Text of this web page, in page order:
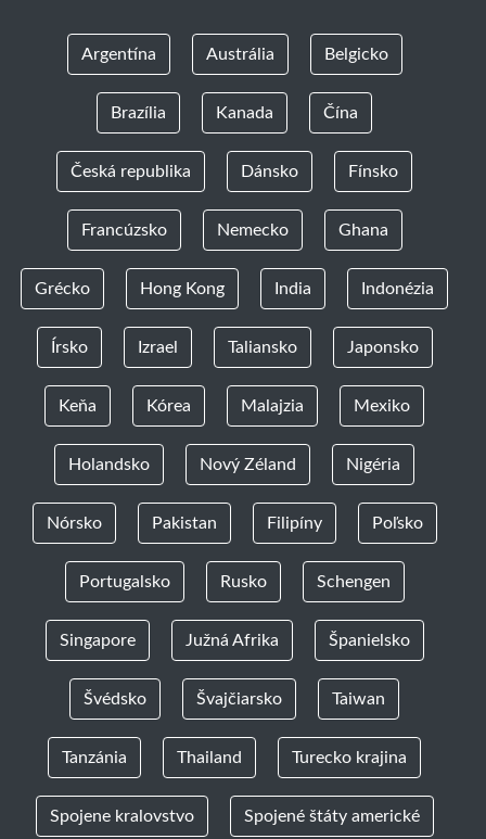
Argentína Austrália Belgicko
Brazília Kanada Čína
Česká republika Dánsko Fínsko
Francúzsko Nemecko Ghana
Grécko Hong Kong India Indonézia
Írsko Izrael Taliansko Japonsko
Keňa Kórea Malajzia Mexiko
Holandsko Nový Zéland Nigéria
Nórsko Pakistan Filipíny Poľsko
Portugalsko Rusko Schengen
Singapore Južná Afrika Španielsko
Švédsko Švajčiarsko Taiwan
Tanzánia Thailand Turecko krajina
Spojene kralovstvo Spojené štáty americké